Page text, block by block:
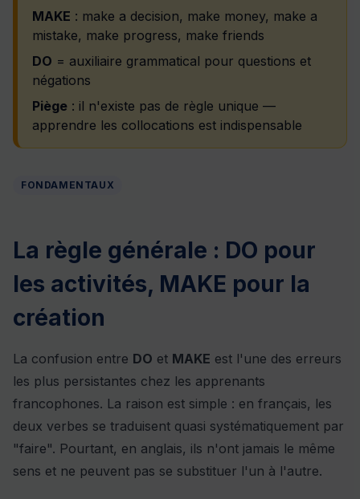
MAKE : make a decision, make money, make a
mistake, make progress, make friends
DO = auxiliaire grammatical pour questions et
négations
Piège : il n'existe pas de règle unique —
apprendre les collocations est indispensable
FONDAMENTAUX
La règle générale : DO pour
les activités, MAKE pour la
création
La confusion entre DO et MAKE est l'une des erreurs
les plus persistantes chez les apprenants
francophones. La raison est simple : en français, les
deux verbes se traduisent quasi systématiquement par
"faire". Pourtant, en anglais, ils n'ont jamais le même
sens et ne peuvent pas se substituer l'un à l'autre.